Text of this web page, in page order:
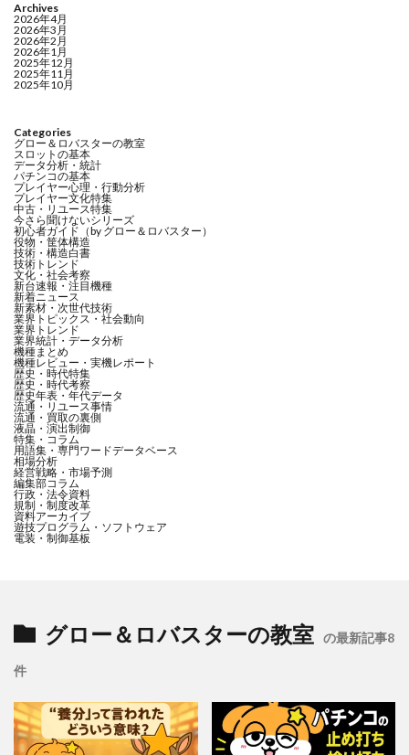
Archives
2026年4月
2026年3月
2026年2月
2026年1月
2025年12月
2025年11月
2025年10月
Categories
グロー＆ロバスターの教室
スロットの基本
データ分析・統計
パチンコの基本
プレイヤー心理・行動分析
プレイヤー文化特集
中古・リユース特集
今さら聞けないシリーズ
初心者ガイド（by グロー＆ロバスター）
役物・筐体構造
技術・構造白書
技術トレンド
文化・社会考察
新台速報・注目機種
新着ニュース
新素材・次世代技術
業界トピックス・社会動向
業界トレンド
業界統計・データ分析
機種まとめ
機種レビュー・実機レポート
歴史・時代特集
歴史・時代考察
歴史年表・年代データ
流通・リユース事情
流通・買取の裏側
液晶・演出制御
特集・コラム
用語集・専門ワードデータベース
相場分析
経営戦略・市場予測
編集部コラム
行政・法令資料
規制・制度改革
資料アーカイブ
遊技プログラム・ソフトウェア
電装・制御基板
グロー＆ロバスターの教室 の最新記事8
件